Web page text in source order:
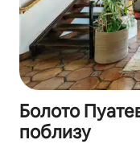
Болото
поблизу